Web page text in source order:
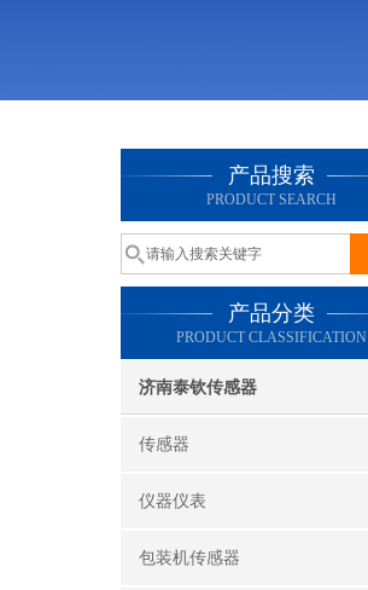
产品搜索
PRODUCT SEARCH
产品分类
PRODUCT CLASSIFICATION
济南泰钦传感器
传感器
仪器仪表
包装机传感器